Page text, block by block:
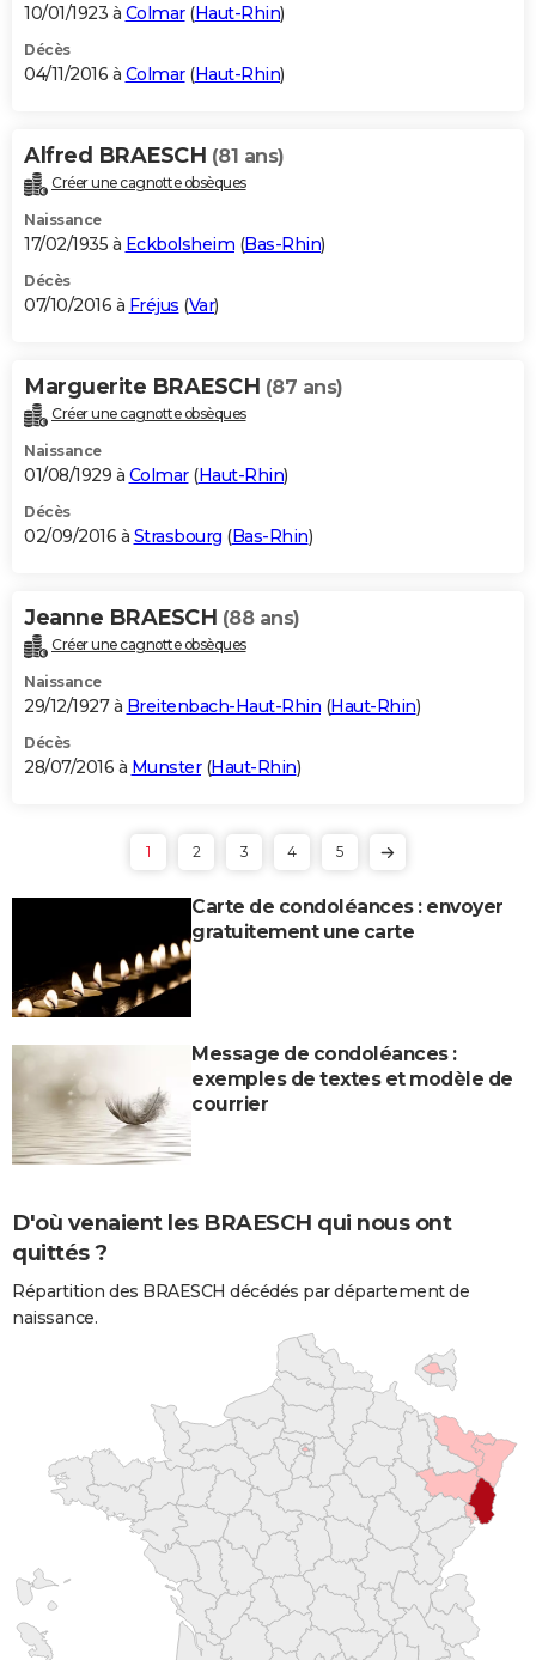
10/01/1923 à Colmar(Haut-Rhin)
Décès
04/11/2016 à Colmar(Haut-Rhin)
Alfred BRAESCH (81 ans)
Créer une cagnotte obsèques
Naissance
17/02/1935 à Eckbolsheim (Bas-Rhin)
Décès
07/10/2016 à Fréjus (Var)
Marguerite BRAESCH (87 ans)
Créer une cagnotte obsèques
Naissance
01/08/1929 à Colmar(Haut-Rhin)
Décès
02/09/2016 à Strasbourg (Bas-Rhin)
Jeanne BRAESCH (88 ans)
Créer une cagnotte obsèques
Naissance
29/12/1927 à Breitenbach-Haut-Rhin (Haut-Rhin)
Décès
28/07/2016 à Munster(Haut-Rhin)
1 2 3 4 5
Carte de condoléances : envoyer
gratuitement une carte
Message de condoléances :
exemples de textes et modèle de
courrier
D'où venaient les BRAESCH qui nous ont
quittés ?
Répartition des BRAESCH décédés par département de
naissance.